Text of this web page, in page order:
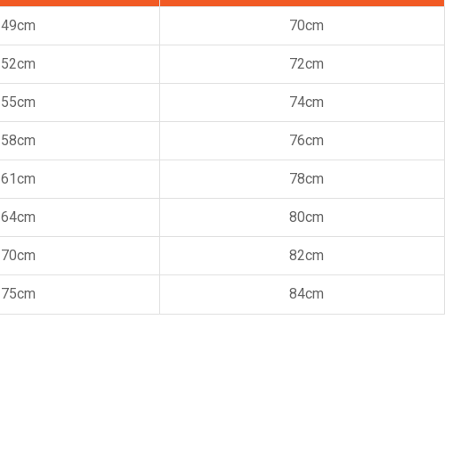
49cm 70cm
52cm 72cm
55cm 74cm
58cm 76cm
61cm 78cm
64cm 80cm
70cm 82cm
75cm 84cm